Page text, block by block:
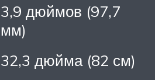
3,9 дюймов (97,7
мм)
32,3 дюйма (82 см)